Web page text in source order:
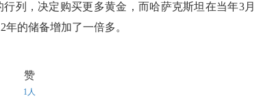
列，决定购买更多黄金，而哈萨克斯坦在当年3月
年的储备增加了一倍多。
赞
1人